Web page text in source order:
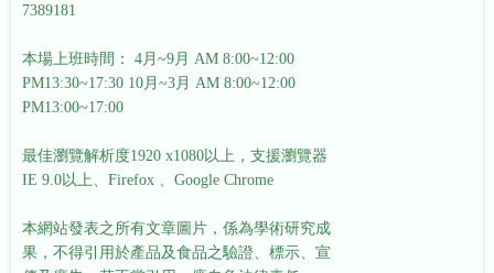
7389181
本場上班時間： 4月~9月 AM 8:00~12:00
PM13:30~17:30 10月~3月 AM 8:00~12:00
PM13:00~17:00
最佳瀏覽解析度1920 x1080以上，支援瀏覽器
IE 9.0以上、Firefox 、Google Chrome
本網站發表之所有文章圖片，係為學術研究成
果，不得引用於產品及食品之驗證、標示、宣